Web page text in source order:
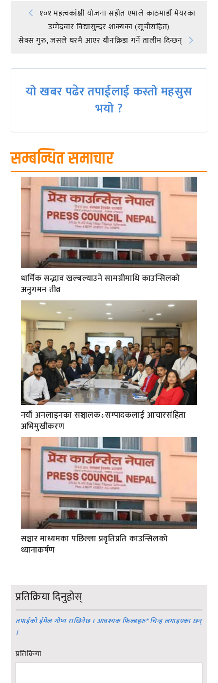
Post
navigation
१०१ महत्वकांक्षी योजना सहीत एमाले काठमाडौं मेयरका
उम्मेदवार विद्यासुन्दर शाक्यका (सूचीसहित)
सेक्स गुरु, जसले घरमै आएर यौनक्रिडा गर्ने तालीम दिन्छन्
यो खबर पढेर तपाईलाई कस्तो महसुस
भयो ?
सम्बन्धित समाचार
धार्मिक सद्भाव खल्बल्याउने सामग्रीमाथि काउन्सिलको
अनुगमन तीव्र
नयाँ अनलाइनका सञ्चालक÷सम्पादकलाई आचारसंहिता
अभिमुखीकरण
सञ्चार माध्यमका पछिल्ला प्रवृतिप्रति काउन्सिलको
ध्यानाकर्षण
प्रतिक्रिया दिनुहोस्
तपाईको ईमेल गोप्य राखिनेछ । आवश्यक फिल्डहरु*चिन्ह लगाइएका छन्
।
प्रतिक्रिया